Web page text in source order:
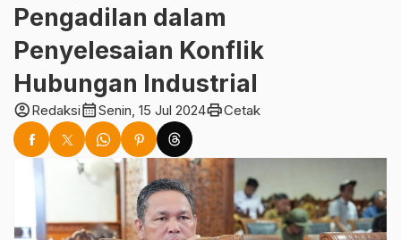
Pengadilan dalam
Penyelesaian Konflik
Hubungan Industrial
account_circleRedaksicalendar_monthSenin, 15 Jul 2024printCetak